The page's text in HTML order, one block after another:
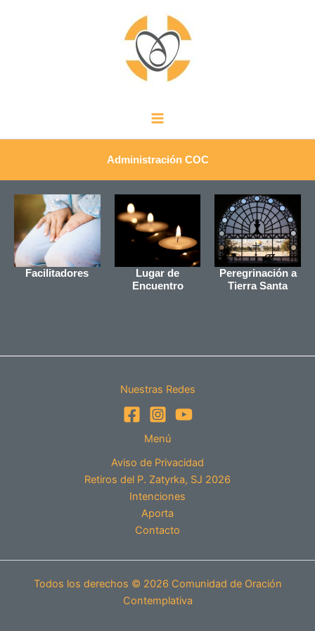
Main
Menu
Administración COC
Facilitadores
Lugar de
Encuentro
Peregrinación a
Tierra Santa
Nuestras Redes
Menú
Aviso de Privacidad
Retiros del P. Zatyrka, SJ 2026
Intenciones
Aporta
Contacto
Todos los derechos © 2026 Comunidad de Oración
Contemplativa